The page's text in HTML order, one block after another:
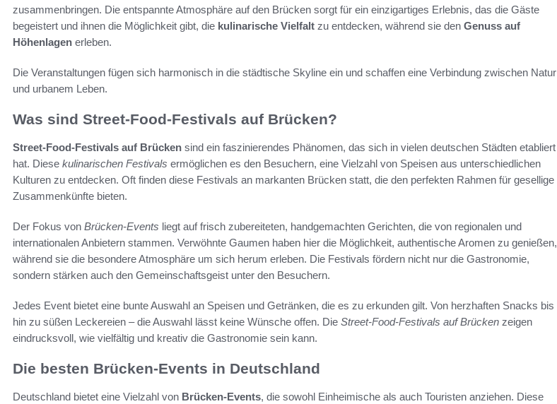
zusammenbringen. Die entspannte Atmosphäre auf den Brücken sorgt für ein einzigartiges Erlebnis, das die Gäste
begeistert und ihnen die Möglichkeit gibt, die kulinarische Vielfalt zu entdecken, während sie den Genuss auf
Höhenlagen erleben.
Die Veranstaltungen fügen sich harmonisch in die städtische Skyline ein und schaffen eine Verbindung zwischen Natur
und urbanem Leben.
Was sind Street-Food-Festivals auf Brücken?
Street-Food-Festivals auf Brücken sind ein faszinierendes Phänomen, das sich in vielen deutschen Städten etabliert
hat. Diese kulinarischen Festivals ermöglichen es den Besuchern, eine Vielzahl von Speisen aus unterschiedlichen
Kulturen zu entdecken. Oft finden diese Festivals an markanten Brücken statt, die den perfekten Rahmen für gesellige
Zusammenkünfte bieten.
Der Fokus von Brücken-Events liegt auf frisch zubereiteten, handgemachten Gerichten, die von regionalen und
internationalen Anbietern stammen. Verwöhnte Gaumen haben hier die Möglichkeit, authentische Aromen zu genießen,
während sie die besondere Atmosphäre um sich herum erleben. Die Festivals fördern nicht nur die Gastronomie,
sondern stärken auch den Gemeinschaftsgeist unter den Besuchern.
Jedes Event bietet eine bunte Auswahl an Speisen und Getränken, die es zu erkunden gilt. Von herzhaften Snacks bis
hin zu süßen Leckereien – die Auswahl lässt keine Wünsche offen. Die Street-Food-Festivals auf Brücken zeigen
eindrucksvoll, wie vielfältig und kreativ die Gastronomie sein kann.
Die besten Brücken-Events in Deutschland
Deutschland bietet eine Vielzahl von Brücken-Events, die sowohl Einheimische als auch Touristen anziehen. Diese